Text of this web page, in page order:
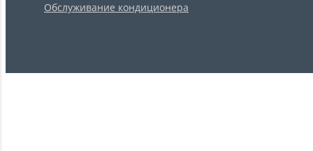
Обслуживание кондиционера